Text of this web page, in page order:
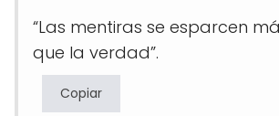
“Las mentiras se esparcen
que la verdad”.
Copiar